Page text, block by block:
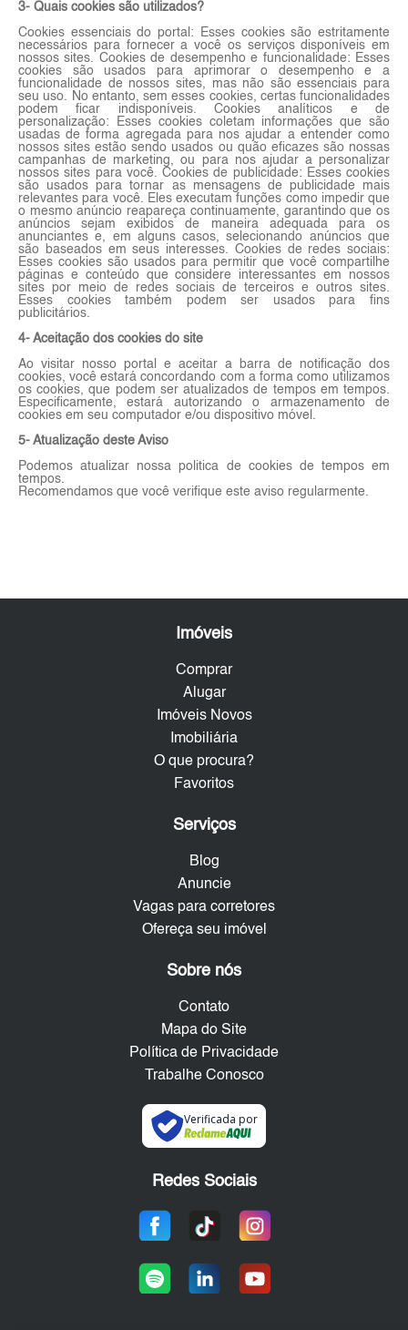
3- Quais cookies são utilizados?
Cookies essenciais do portal: Esses cookies são estritamente
necessários para fornecer a você os serviços disponíveis em
nossos sites. Cookies de desempenho e funcionalidade: Esses
cookies são usados para aprimorar o desempenho e a
funcionalidade de nossos sites, mas não são essenciais para
seu uso. No entanto, sem esses cookies, certas funcionalidades
podem ficar indisponíveis. Cookies analíticos e de
personalização: Esses cookies coletam informações que são
usadas de forma agregada para nos ajudar a entender como
nossos sites estão sendo usados ou quão eficazes são nossas
campanhas de marketing, ou para nos ajudar a personalizar
nossos sites para você. Cookies de publicidade: Esses cookies
são usados para tornar as mensagens de publicidade mais
relevantes para você. Eles executam funções como impedir que
o mesmo anúncio reapareça continuamente, garantindo que os
anúncios sejam exibidos de maneira adequada para os
anunciantes e, em alguns casos, selecionando anúncios que
são baseados em seus interesses. Cookies de redes sociais:
Esses cookies são usados para permitir que você compartilhe
páginas e conteúdo que considere interessantes em nossos
sites por meio de redes sociais de terceiros e outros sites.
Esses cookies também podem ser usados para fins
publicitários.
4- Aceitação dos cookies do site
Ao visitar nosso portal e aceitar a barra de notificação dos
cookies, você estará concordando com a forma como utilizamos
os cookies, que podem ser atualizados de tempos em tempos.
Especificamente, estará autorizando o armazenamento de
cookies em seu computador e/ou dispositivo móvel.
5- Atualização deste Aviso
Podemos atualizar nossa politica de cookies de tempos em
tempos.
Recomendamos que você verifique este aviso regularmente.
Imóveis
Comprar
Alugar
Imóveis Novos
Imobiliária
O que procura?
Favoritos
Serviços
Blog
Anuncie
Vagas para corretores
Ofereça seu imóvel
Sobre nós
Contato
Mapa do Site
Política de Privacidade
Trabalhe Conosco
Verificada por
Redes Sociais